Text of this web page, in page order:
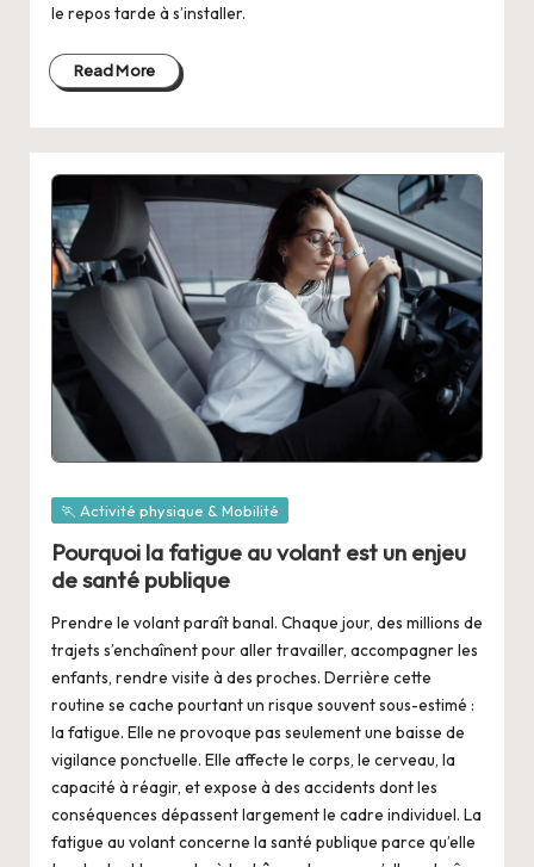
le repos tarde à s’installer.
Read More
Posted
🏃 Activité physique & Mobilité
Pourquoi la fatigue au volant est un enjeu
de santé publique
Prendre le volant paraît banal. Chaque jour, des millions de
trajets s’enchaînent pour aller travailler, accompagner les
enfants, rendre visite à des proches. Derrière cette
routine se cache pourtant un risque souvent sous-estimé :
la fatigue. Elle ne provoque pas seulement une baisse de
vigilance ponctuelle. Elle affecte le corps, le cerveau, la
capacité à réagir, et expose à des accidents dont les
conséquences dépassent largement le cadre individuel. La
fatigue au volant concerne la santé publique parce qu’elle